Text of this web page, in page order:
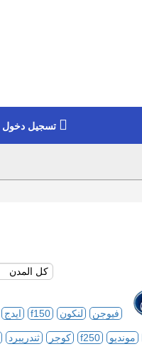
تسجيل دخول
فيوجن لنكون f150 ايدج
مونديو f250 كوجر ثندريبرد